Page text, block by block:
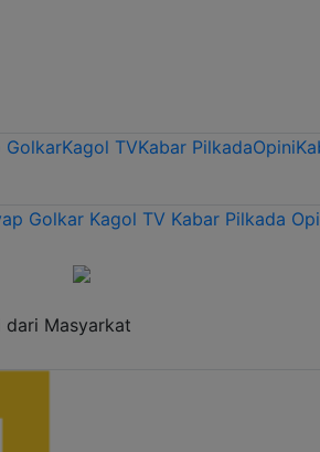
GolkarKagol TVKabar PilkadaOpini
Golkar Kagol TV Kabar Pilkada
dari Masyarkat